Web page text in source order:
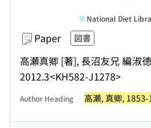
Paper 図書
高瀬真卿 [著], 長沼友兄 編淑
2012.3<KH582-J1278>
National Diet
Author Heading 高瀬, 真卿,